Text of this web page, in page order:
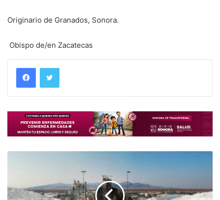
Originario de Granados, Sonora.
Obispo de/en Zacatecas